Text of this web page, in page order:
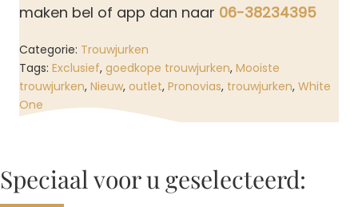
maken bel of app dan naar 06-38234395
Categorie: Trouwjurken
Tags: Exclusief, goedkope trouwjurken, Mooiste
trouwjurken, Nieuw, outlet, Pronovias, trouwjurken, White
One
Speciaal voor u geselecteerd: